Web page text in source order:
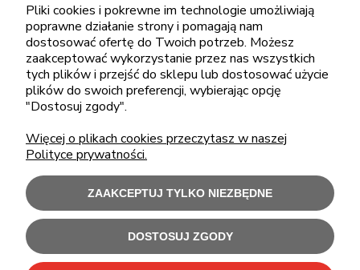
pon.-piąt.: 08:00-16:00
sklep@cebit.pl
ZAKUPY
POMOC
MOJE KONTO
INFORMACJE
Pliki cookies i pokrewne im technologie umożliwiają
poprawne działanie strony i pomagają nam
dostosować ofertę do Twoich potrzeb. Możesz
zaakceptować wykorzystanie przez nas wszystkich
tych plików i przejść do sklepu lub dostosować użycie
plików do swoich preferencji, wybierając opcję
"Dostosuj zgody".
Więcej o plikach cookies przeczytasz w naszej
Polityce prywatności.
ZAAKCEPTUJ TYLKO NIEZBĘDNE
DOSTOSUJ ZGODY